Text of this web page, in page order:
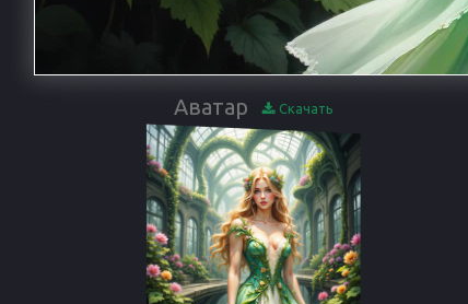
Аватар Скачать